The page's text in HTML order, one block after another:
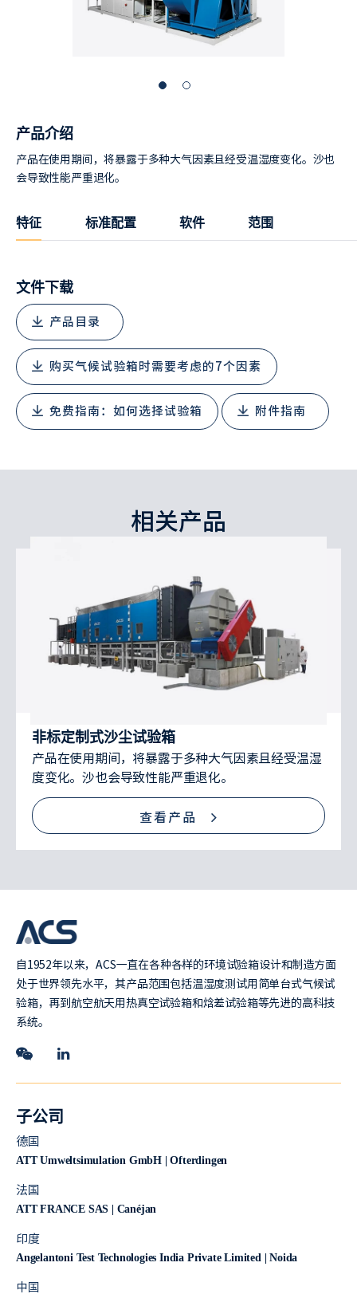
产品介绍
产品在使用期间，将暴露于多种大气因素且经受温湿度变化。沙也
会导致性能严重退化。
特征 标准配置 软件 范围
文件下载
产品目录
购买气候试验箱时需要考虑的7个因素
免费指南：如何选择试验箱 附件指南
相关产品
非标定制式沙尘试验箱
产品在使用期间，将暴露于多种大气因素且经受温湿
度变化。沙也会导致性能严重退化。
查看产品
自1952年以来，ACS一直在各种各样的环境试验箱设计和制造方面
处于世界领先水平，其产品范围包括温湿度测试用简单台式气候试
验箱，再到航空航天用热真空试验箱和焓差试验箱等先进的高科技
系统。
子公司
德国
ATT Umweltsimulation GmbH | Ofterdingen
法国
ATT FRANCE SAS | Canéjan
印度
Angelantoni Test Technologies India Private Limited | Noida
中国